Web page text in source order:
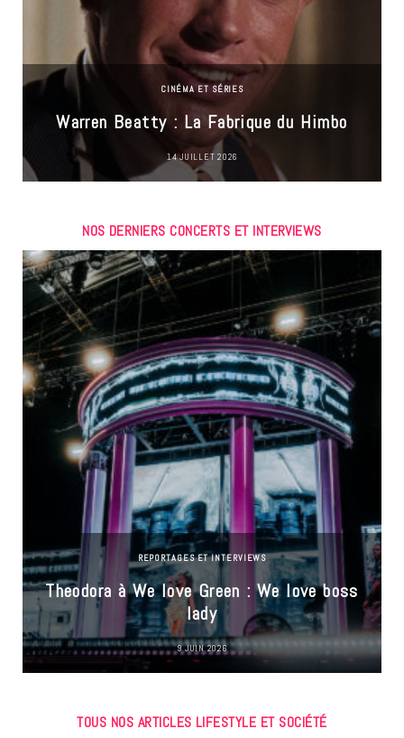
CINÉMA ET SÉRIES
Warren Beatty : La Fabrique du Himbo
14 JUILLET 2026
NOS DERNIERS CONCERTS ET INTERVIEWS
REPORTAGES ET INTERVIEWS
Theodora à We love Green : We love boss
lady
9 JUIN 2026
TOUS NOS ARTICLES LIFESTYLE ET SOCIÉTÉ